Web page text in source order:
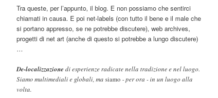
Tra queste, per l’appunto, il blog. E non possiamo che sentirci
chiamati in causa. E poi net-labels (con tutto il bene e il male che
si portano appresso, se ne potrebbe discutere), web archives,
progetti di net art (anche di questo si potrebbe a lungo discutere)
…
De-localizzazione di esperienze radicate nella tradizione e nel luogo.
Siamo multimediali e globali, masiamo - per ora - in un luogo alla
volta.